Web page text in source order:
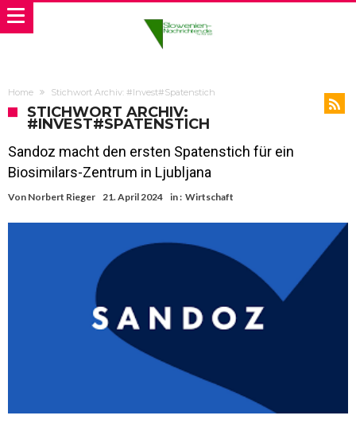
Home Stichwort Archiv: #Invest#Spatenstich
STICHWORT ARCHIV:
#INVEST#SPATENSTICH
Sandoz macht den ersten Spatenstich für ein
Biosimilars-Zentrum in Ljubljana
Von Norbert Rieger 21. April 2024 in : Wirtschaft